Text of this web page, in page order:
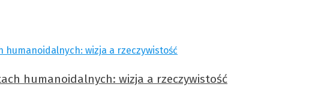
humanoidalnych: wizja a rzeczywistość